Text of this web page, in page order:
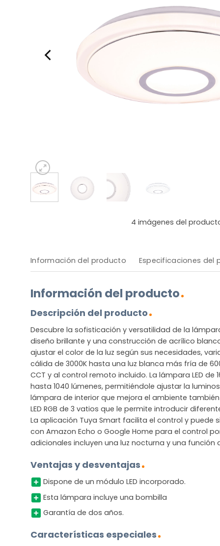
4 imágenes del
Información del producto Especificaciones del
Información del producto
Descripción del producto
Descubre la sofisticación y versatilidad de la
diseño brillante y una construcción de acrílico
ajustar el color de la luz según sus necesidades,
cálida de 3000K hasta una luz blanca más fría de
CCT y al control remoto incluido. La lámpara LED de
hasta 1040 lúmenes, permitiéndole ajustar la
lámpara de interior que mejora el ambiente
LED RGB de 3 vatios que le permite introducir
La aplicación Tuya Smart facilita el control y puede
con Amazon Echo o Google Home para el control
adicionales incluyen una luz nocturna y una función
Ventajas y desventajas
Dispone de un módulo LED incorporado.
Esta lámpara incluye una bombilla
Garantía de dos años.
Características especiales